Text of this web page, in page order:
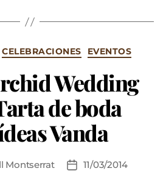
CELEBRACIONES EVENTOS
Wedding
de boda
Vanda
Montserrat 11/03/2014